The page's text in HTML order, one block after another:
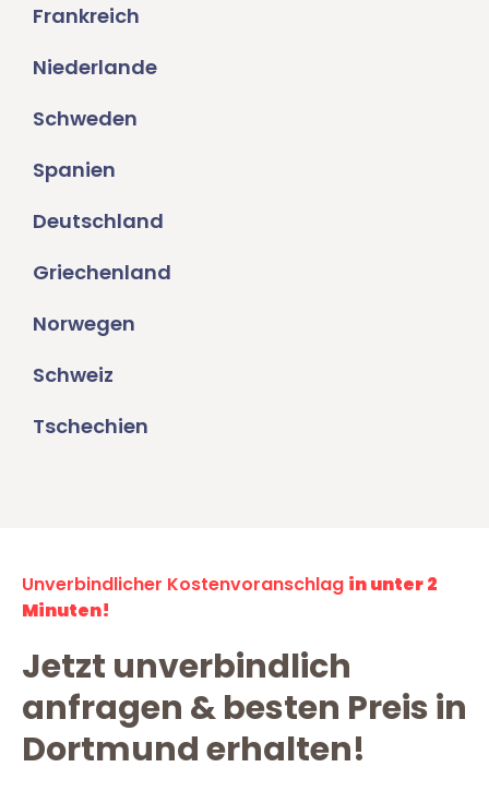
Frankreich
Niederlande
Schweden
Spanien
Deutschland
Griechenland
Norwegen
Schweiz
Tschechien
Unverbindlicher Kostenvoranschlag in unter 2
Minuten!
Jetzt unverbindlich
anfragen & besten Preis in
Dortmund erhalten!